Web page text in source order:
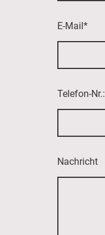
E-Mail*
Telefon-Nr.:
Nachricht